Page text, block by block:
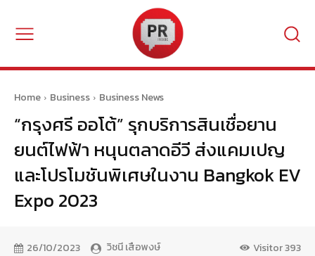
Home Business Business News
“กรุงศรี ออโต้” รุกบริการสินเชื่อยาน
ยนต์ไฟฟ้า หนุนตลาดอีวี ส่งแคมเปญ
และโปรโมชันพิเศษในงาน Bangkok EV
Expo 2023
26/10/2023 วิชนี เสือพงษ์ Visitor393